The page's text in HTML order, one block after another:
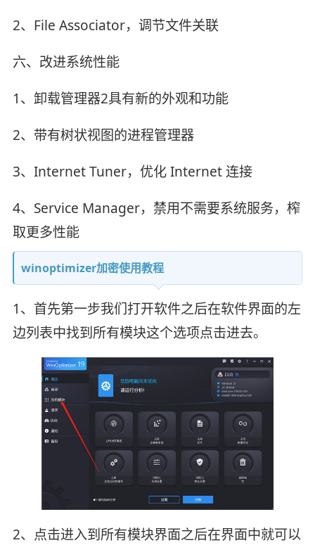
2、File Associator，调节文件关联
六、改进系统性能
1、卸载管理器2具有新的外观和功能
2、带有树状视图的进程管理器
3、Internet Tuner，优化 Internet 连接
4、Service Manager，禁用不需要系统服务，榨
取更多性能
winoptimizer加密使用教程
1、首先第一步我们打开软件之后在软件界面的左
边列表中找到所有模块这个选项点击进去。
2、点击进入到所有模块界面之后在界面中就可以